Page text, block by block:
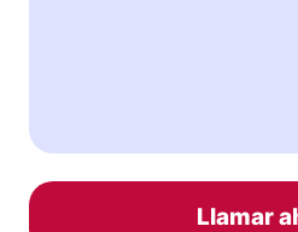
Llamar